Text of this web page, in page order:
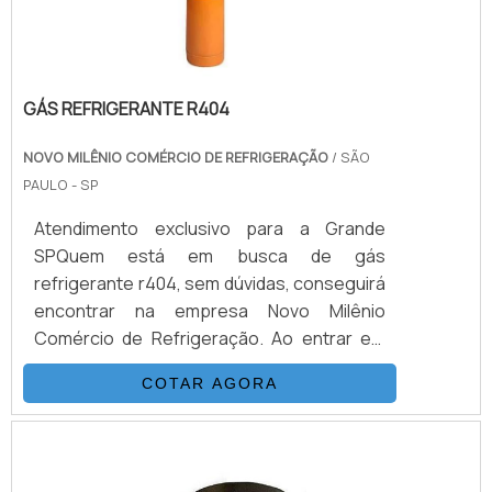
#TecnologiaIndustrial #Higiene
#Segurança #Eficiência
GÁS REFRIGERANTE R404
NOVO MILÊNIO COMÉRCIO DE REFRIGERAÇÃO / SÃO
PAULO - SP
Atendimento exclusivo para a Grande
SPQuem está em busca de gás
refrigerante r404, sem dúvidas, conseguirá
encontrar na empresa Novo Milênio
Comércio de Refrigeração. Ao entrar em
contato com a organização que mais se
destaca no ramo, o cliente receberá um
suporte completo para sanar eventuais
adquirido.Quando a procura é por gás
COTAR AGORA